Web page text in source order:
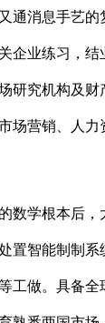
通消息手艺
企业练习，结
研究机构及
场营销、人
学根本后，
置智能制制
工做。具备全